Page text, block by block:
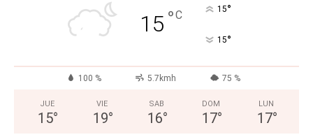
15 °C 15°
15°
100 % 5.7kmh 75 %
JUE
15°
VIE
19°
SAB
16°
DOM
17°
LUN
17°